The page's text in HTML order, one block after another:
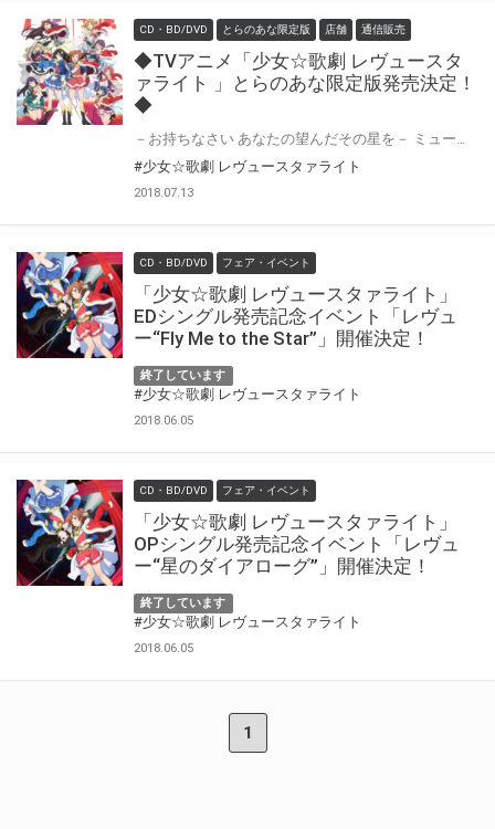
CD・BD/DVD とらのあな限定版 店舗 通信販売
◆TVアニメ「少女☆歌劇 レヴュースタ
ァライト 」とらのあな限定版発売決定！
◆
#少女☆歌劇 レヴュースタァライト
2018.07.13
CD・BD/DVD フェア・イベント
「少女☆歌劇 レヴュースタァライト」
EDシングル発売記念イベント「レヴュ
ー“Fly Me to the Star”」開催決定！
終了しています
#少女☆歌劇 レヴュースタァライト
2018.06.05
CD・BD/DVD フェア・イベント
「少女☆歌劇 レヴュースタァライト」
OPシングル発売記念イベント「レヴュ
ー“星のダイアローグ”」開催決定！
終了しています
#少女☆歌劇 レヴュースタァライト
2018.06.05
1